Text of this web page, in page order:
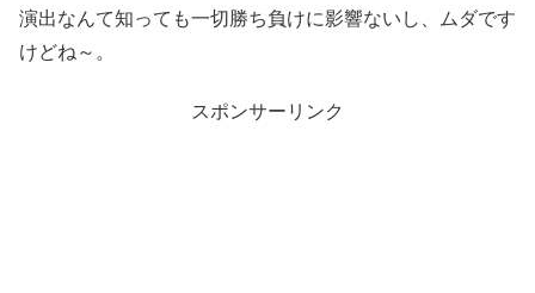
演出なんて知っても一切勝ち負けに影響ないし、ムダです
けどね～。
スポンサーリンク